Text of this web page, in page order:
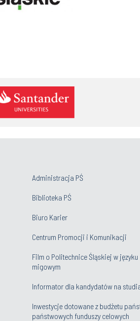
Administracja PŚ
Biblioteka PŚ
Biuro Karier
Centrum Promocji i Komunikacji
Film o Politechnice Śląskiej w języku
migowym
Informator dla kandydatów na
Inwestycje dotowane z budżetu
państwowych funduszy celowych